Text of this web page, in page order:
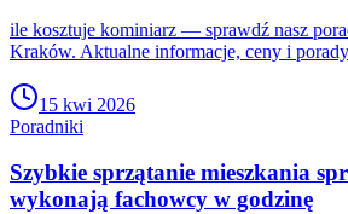
ile kosztuje kominiarz — sprawdź nasz
Kraków. Aktualne informacje, ceny i
15 kwi 2026
Poradniki
Szybkie sprzątanie mieszkania
wykonają fachowcy w godzinę